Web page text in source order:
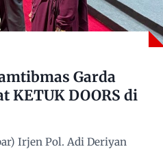
Garda
KETUK DOORS di
Irjen Pol. Adi Deriyan